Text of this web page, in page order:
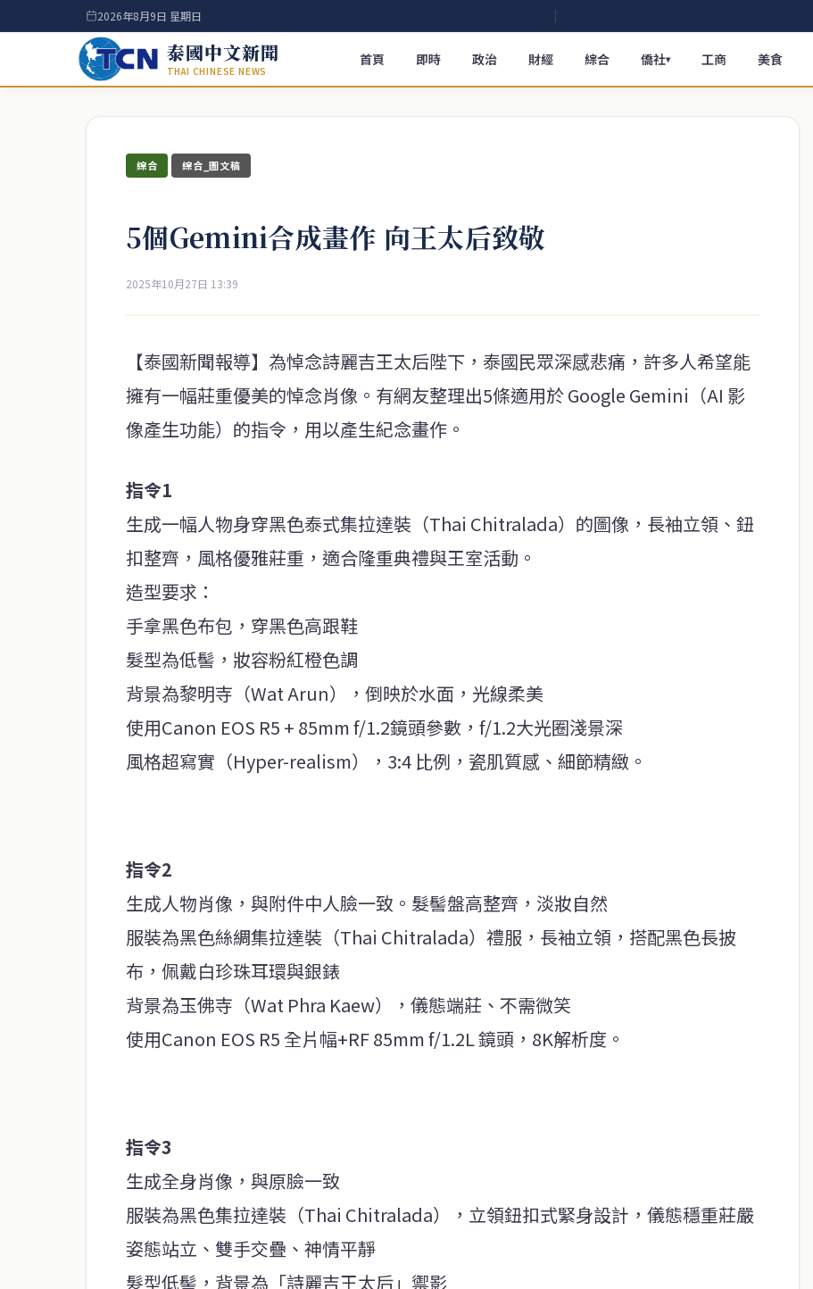
2026年8月9日 星期日
泰國中文新聞
THAI CHINESE NEWS
首頁 即時 政治 財經 綜合 僑社▾ 工商 美食
綜合 綜合_圖文稿
5個Gemini合成畫作 向王太后致敬
2025年10月27日 13:39
【泰國新聞報導】為悼念詩麗吉王太后陛下，泰國民眾深感悲痛，許多人希望能
擁有一幅莊重優美的悼念肖像。有網友整理出5條適用於 Google Gemini（AI 影
像產生功能）的指令，用以產生紀念畫作。
指令1
生成一幅人物身穿黑色泰式集拉達裝（Thai Chitralada）的圖像，長袖立領、鈕
扣整齊，風格優雅莊重，適合隆重典禮與王室活動。
造型要求：
手拿黑色布包，穿黑色高跟鞋
髮型為低髻，妝容粉紅橙色調
背景為黎明寺（Wat Arun），倒映於水面，光線柔美
使用Canon EOS R5 + 85mm f/1.2鏡頭參數，f/1.2大光圈淺景深
風格超寫實（Hyper-realism），3:4 比例，瓷肌質感、細節精緻。
指令2
生成人物肖像，與附件中人臉一致。髮髻盤高整齊，淡妝自然
服裝為黑色絲綢集拉達裝（Thai Chitralada）禮服，長袖立領，搭配黑色長披
布，佩戴白珍珠耳環與銀錶
背景為玉佛寺（Wat Phra Kaew），儀態端莊、不需微笑
使用Canon EOS R5 全片幅+RF 85mm f/1.2L 鏡頭，8K解析度。
指令3
生成全身肖像，與原臉一致
服裝為黑色集拉達裝（Thai Chitralada），立領鈕扣式緊身設計，儀態穩重莊嚴
姿態站立、雙手交疊、神情平靜
髮型低髻，背景為「詩麗吉王太后」禦影